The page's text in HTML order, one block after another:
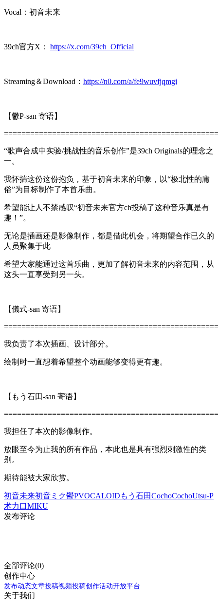
Vocal：初音未来
39ch官方X： https://x.com/39ch_Official
Streaming＆Download： https://n0.com/a/fe9wuvfjqmgi
【鬱P-san 寄语】
“歌声合成中实验/挑战性的音乐创作”是39ch Originals的理念之
一。
我怀揣这份这份抱负，基于初音未来的印象，以“极北性的庸
俗”为目标制作了本首乐曲。
希望能让人不禁感叹“初音未来官方ch投稿了这种音乐真是有
趣！”。
无论是插画还是影像制作，都是借此机会，将期望合作已久的
人员聚集于此
希望大家能通过这首乐曲，更加了解初音未来的内容范围，从
这头一直享受到另一头。
【儀式-san 寄语】
我负责了本次插画、设计部分。
绘制时一直想着希望整个动画能够变得更有趣。
【もう石田-san 寄语】
我担任了本次的影像制作。
放眼至今为止我的所有作品，本此也是具有强烈刺激性的类
别。
期待能被大家欣赏。
初音未来初音ミク鬱PVOCALOID もう石田CochoCochoUtsu-P
术力口MIKU
发布评论
全部评论(0)
创作中心
发布动态文章投稿视频投稿创作活动开放平台
关于我们